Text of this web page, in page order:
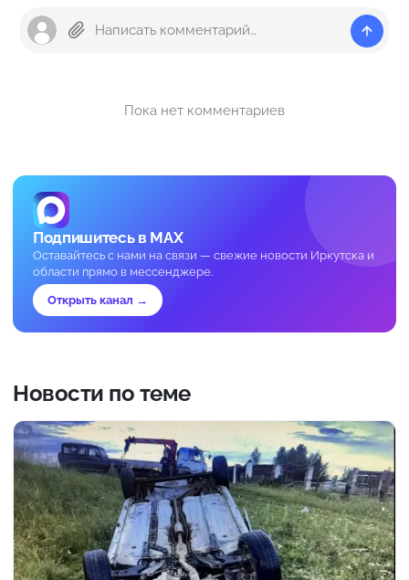
Пока нет комментариев
Подпишитесь в MAX
Оставайтесь с нами на связи — свежие новости Иркутска и
области прямо в мессенджере.
Открыть канал →
Новости по теме